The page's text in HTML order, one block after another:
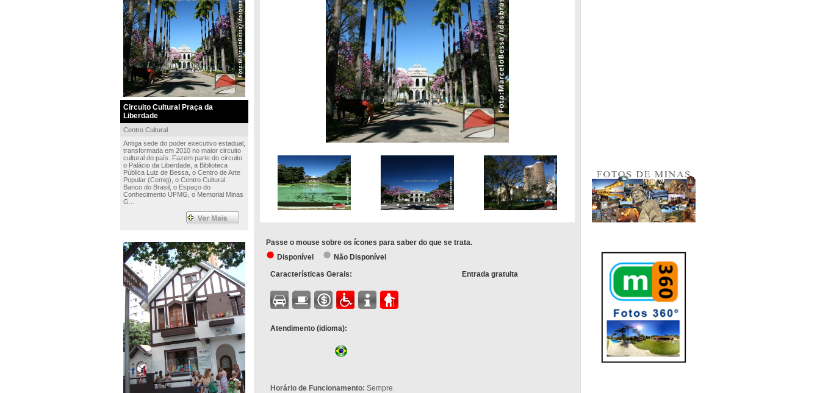
Circuito Cultural Praça da
Liberdade
Centro Cultural
Antiga sede do poder executivo estadual,
transformada em 2010 no maior circuito
cultural do país. Fazem parte do circuito
o Palácio da Liberdade, a Biblioteca
Pública Luiz de Bessa, o Centro de Arte
Popular (Cemig), o Centro Cultural
Banco do Brasil, o Espaço do
Conhecimento UFMG, o Memorial Minas
G...
Passe o mouse sobre os ícones para saber do que se trata.
Disponível
Não Disponível
Características Gerais:
Atendimento (idioma):
Entrada gratuita
Horário de Funcionamento: Sempre.